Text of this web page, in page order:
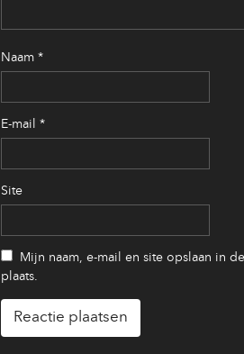
Naam *
E-mail *
Site
Mijn naam, e-mail en site opslaan in
plaats.